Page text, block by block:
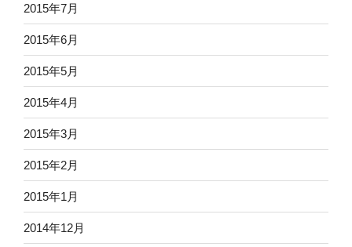
2015年7月
2015年6月
2015年5月
2015年4月
2015年3月
2015年2月
2015年1月
2014年12月